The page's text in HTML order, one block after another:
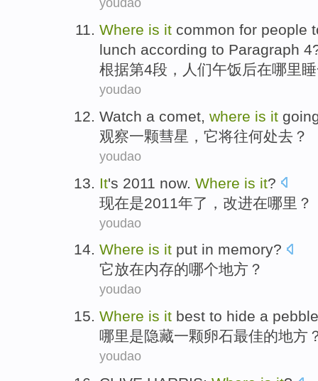
youdao
Where is it common for people
lunch according to Paragraph 4
根据第4段 ， 人们午饭 后在哪里
youdao
Watch a comet, where is it
观察一颗彗星 ， 它将往何处去？
youdao
It's 2011 now. Where is it?
现在是2011年了， 改进在哪里？
youdao
Where is it put in memory?
它放在内存的哪个地方 ？
youdao
Where is it best to hide a pebble
哪里是隐藏一颗卵石最佳的地方
youdao